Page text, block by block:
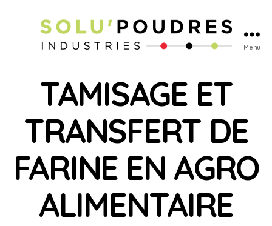
Menu
TAMISAGE ET
TRANSFERT DE
FARINE EN AGRO
ALIMENTAIRE